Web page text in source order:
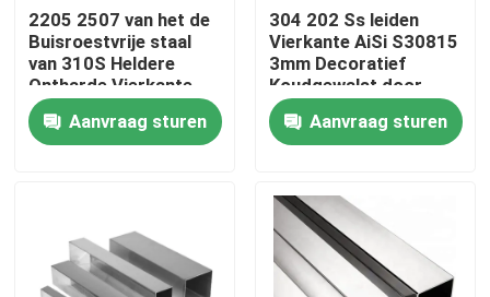
Thuis
Contacten
2205 2507 van het de
Buisroestvrije staal
van 310S Heldere
Ontharde Vierkante
het
Buizenstelselleveranciers
201 304 304L 316
Aanvraag sturen
304 202 Ss leiden
Vierkante AiSi S30815
3mm Decoratief
Koudgewalst door
buizen Gebruik 201
Aanvraag sturen